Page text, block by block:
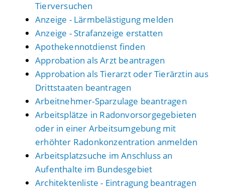
Tierversuchen
Anzeige - Lärmbelästigung melden
Anzeige - Strafanzeige erstatten
Apothekennotdienst finden
Approbation als Arzt beantragen
Approbation als Tierarzt oder Tierärztin aus
Drittstaaten beantragen
Arbeitnehmer-Sparzulage beantragen
Arbeitsplätze in Radonvorsorgegebieten
oder in einer Arbeitsumgebung mit
erhöhter Radonkonzentration anmelden
Arbeitsplatzsuche im Anschluss an
Aufenthalte im Bundesgebiet
Architektenliste - Eintragung beantragen